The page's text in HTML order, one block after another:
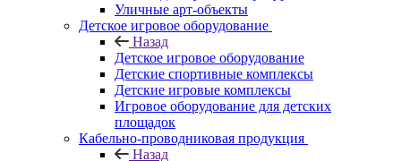
Уличные арт-объекты
Детское игровое оборудование
Назад
Детское игровое оборудование
Детские спортивные комплексы
Детские игровые комплексы
Игровое оборудование для детских
площадок
Кабельно-проводниковая продукция
Назад